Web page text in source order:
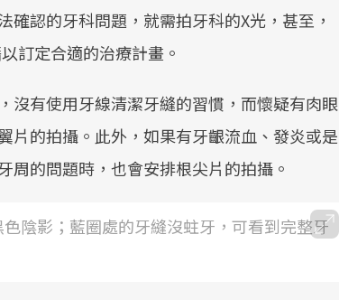
認的牙科問題，就需拍牙科的X光，甚至，
訂定合適的治療計畫。
沒有使用牙線清潔牙縫的習慣，而懷疑有肉眼
片的拍攝。此外，如果有牙齦流血、發炎或是
周的問題時，也會安排根尖片的拍攝。
陰影；藍圈處的牙縫沒蛀牙，可看到完整牙